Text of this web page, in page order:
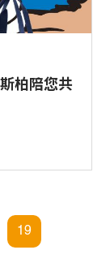
柏陪您共
19